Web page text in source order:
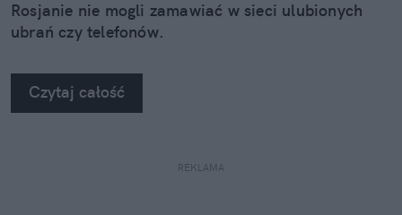
Rosjanie nie mogli zamawiać w sieci ulubionych
ubrań czy telefonów.
Czytaj całość
REKLAMA